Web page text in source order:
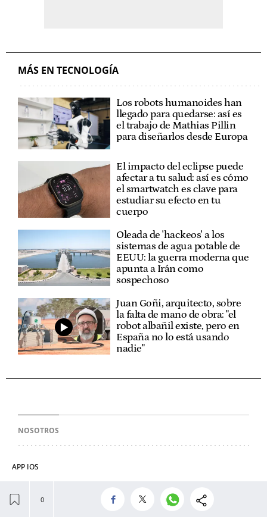
MÁS EN TECNOLOGÍA
Los robots humanoides han
llegado para quedarse: así es
el trabajo de Mathias Pillin
para diseñarlos desde Europa
El impacto del eclipse puede
afectar a tu salud: así es cómo
el smartwatch es clave para
estudiar su efecto en tu
cuerpo
Oleada de 'hackeos' a los
sistemas de agua potable de
EEUU: la guerra moderna que
apunta a Irán como
sospechoso
Juan Goñi, arquitecto, sobre
la falta de mano de obra: "el
robot albañil existe, pero en
España no lo está usando
nadie"
NOSOTROS
APP IOS
QUIÉNES SOMOS